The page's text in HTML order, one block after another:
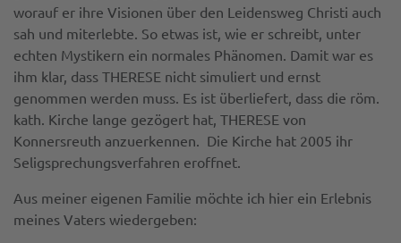
worauf er ihre Visionen über den Leidensweg Christi auch
sah und miterlebte. So etwas ist, wie er schreibt, unter
echten Mystikern ein normales Phänomen. Damit war es
ihm klar, dass THERESE nicht simuliert und ernst
genommen werden muss. Es ist überliefert, dass die röm.
kath. Kirche lange gezögert hat, THERESE von
Konnersreuth anzuerkennen. Die Kirche hat 2005 ihr
Seligsprechungsverfahren eroffnet.
Aus meiner eigenen Familie möchte ich hier ein Erlebnis
meines Vaters wiedergeben: